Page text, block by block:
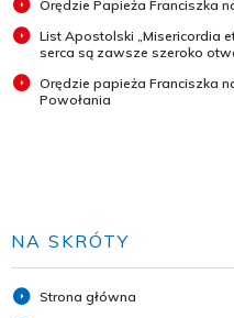
Orędzie Papieża Franciszka
List Apostolski „Misericordia
serca są zawsze szeroko
Orędzie papieża Franciszka
Powołania
NA SKRÓTY
Strona główna